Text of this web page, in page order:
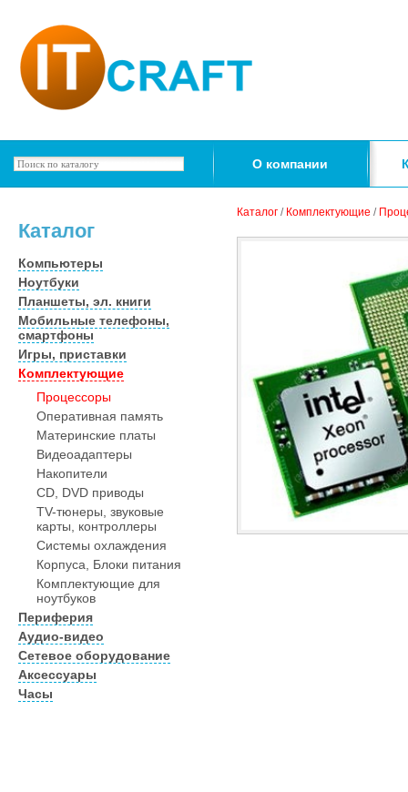
О компании
Каталог
Компьютеры
Ноутбуки
Планшеты, эл. книги
Мобильные телефоны,
смартфоны
Игры, приставки
Комплектующие
Процессоры
Оперативная память
Материнские платы
Видеоадаптеры
Накопители
CD, DVD приводы
TV-тюнеры, звуковые
карты, контроллеры
Системы охлаждения
Корпуса, Блоки питания
Комплектующие для
ноутбуков
Периферия
Аудио-видео
Сетевое оборудование
Аксессуары
Часы
Каталог / Комплектующие /